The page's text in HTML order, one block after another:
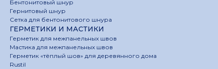
Бентонитовый шнур
Гернитовый шнур
Сетка для бентонитового шнура
ГЕРМЕТИКИ И МАСТИКИ
Герметик для межпанельных швов
Мастика для межпанельных швов
Герметик «тёплый шов» для деревянного дома
Rustil